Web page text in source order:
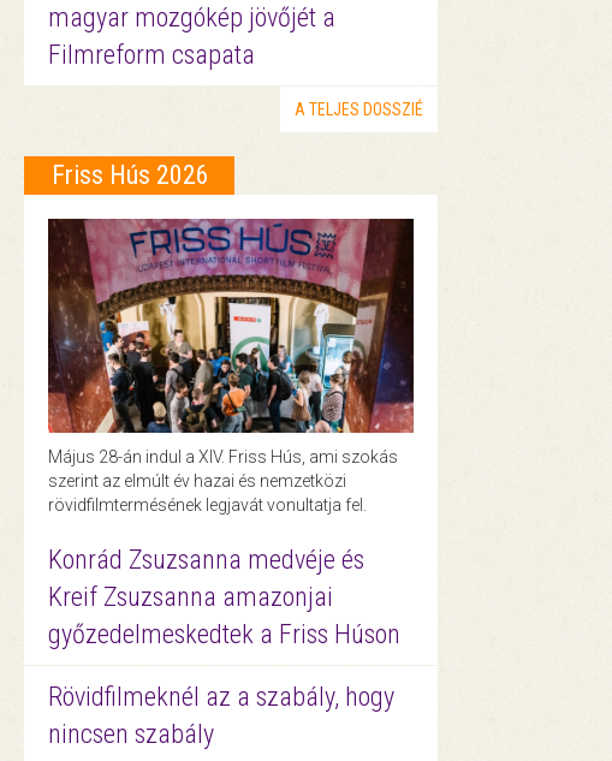
magyar mozgókép jövőjét a
Filmreform csapata
A TELJES DOSSZIÉ
Friss Hús 2026
Május 28-án indul a XIV. Friss Hús, ami szokás
szerint az elmúlt év hazai és nemzetközi
rövidfilmtermésének legjavát vonultatja fel.
Konrád Zsuzsanna medvéje és
Kreif Zsuzsanna amazonjai
győzedelmeskedtek a Friss Húson
Rövidfilmeknél az a szabály, hogy
nincsen szabály